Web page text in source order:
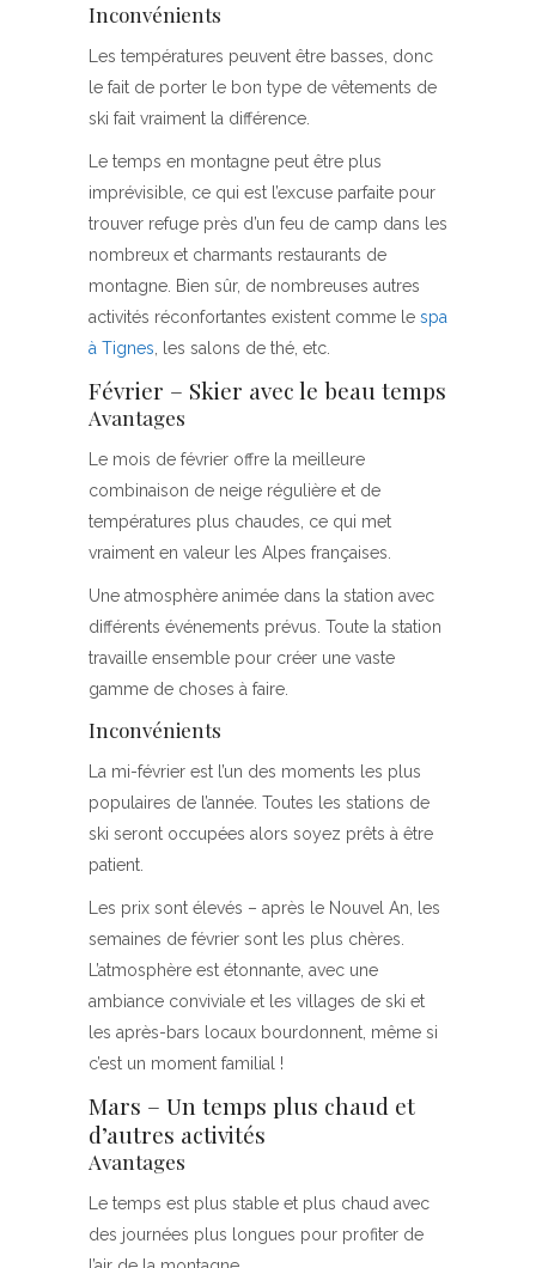
Inconvénients
Les températures peuvent être basses, donc
le fait de porter le bon type de vêtements de
ski fait vraiment la différence.
Le temps en montagne peut être plus
imprévisible, ce qui est l’excuse parfaite pour
trouver refuge près d’un feu de camp dans les
nombreux et charmants restaurants de
montagne. Bien sûr, de nombreuses autres
activités réconfortantes existent comme le spa
à Tignes , les salons de thé, etc.
Février – Skier avec le beau temps
Avantages
Le mois de février offre la meilleure
combinaison de neige régulière et de
températures plus chaudes, ce qui met
vraiment en valeur les Alpes françaises.
Une atmosphère animée dans la station avec
différents événements prévus. Toute la station
travaille ensemble pour créer une vaste
gamme de choses à faire.
Inconvénients
La mi-février est l’un des moments les plus
populaires de l’année. Toutes les stations de
ski seront occupées alors soyez prêts à être
patient.
Les prix sont élevés – après le Nouvel An, les
semaines de février sont les plus chères.
L’atmosphère est étonnante, avec une
ambiance conviviale et les villages de ski et
les après-bars locaux bourdonnent, même si
c’est un moment familial !
Mars – Un temps plus chaud et
d’autres activités
Avantages
Le temps est plus stable et plus chaud avec
des journées plus longues pour profiter de